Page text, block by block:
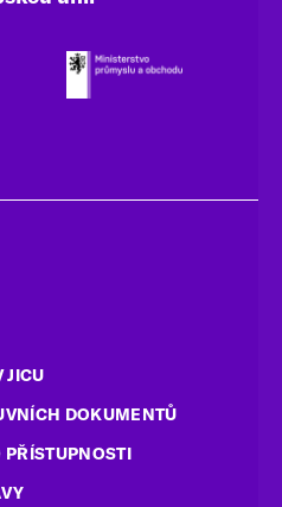
JICU
DOKUMENTŮ